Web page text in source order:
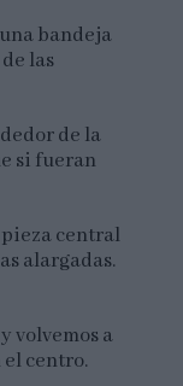
bandeja
las
de la
si fueran
central
alargadas.
volvemos a
centro.